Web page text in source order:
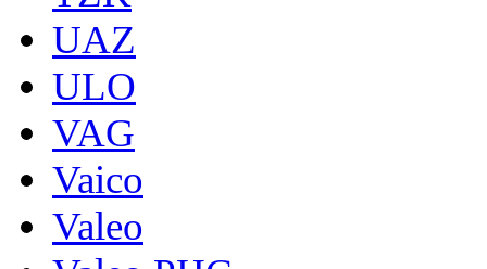
UAZ
ULO
VAG
Vaico
Valeo